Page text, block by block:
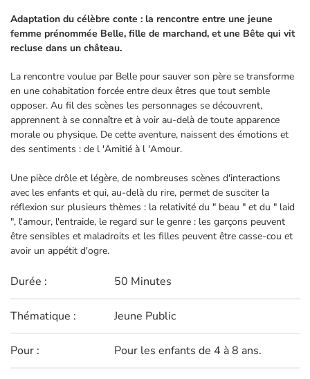
Adaptation du célèbre conte : la rencontre entre une jeune
femme prénommée Belle, fille de marchand, et une Bête qui vit
recluse dans un château.
La rencontre voulue par Belle pour sauver son père se transforme
en une cohabitation forcée entre deux êtres que tout semble
opposer. Au fil des scènes les personnages se découvrent,
apprennent à se connaître et à voir au-delà de toute apparence
morale ou physique. De cette aventure, naissent des émotions et
des sentiments : de l 'Amitié à l 'Amour.
Une pièce drôle et légère, de nombreuses scènes d'interactions
avec les enfants et qui, au-delà du rire, permet de susciter la
réflexion sur plusieurs thèmes : la relativité du " beau " et du " laid
", l'amour, l'entraide, le regard sur le genre : les garçons peuvent
être sensibles et maladroits et les filles peuvent être casse-cou et
avoir un appétit d'ogre.
Durée : 50 Minutes
Thématique : Jeune Public
Pour : Pour les enfants de 4 à 8 ans.